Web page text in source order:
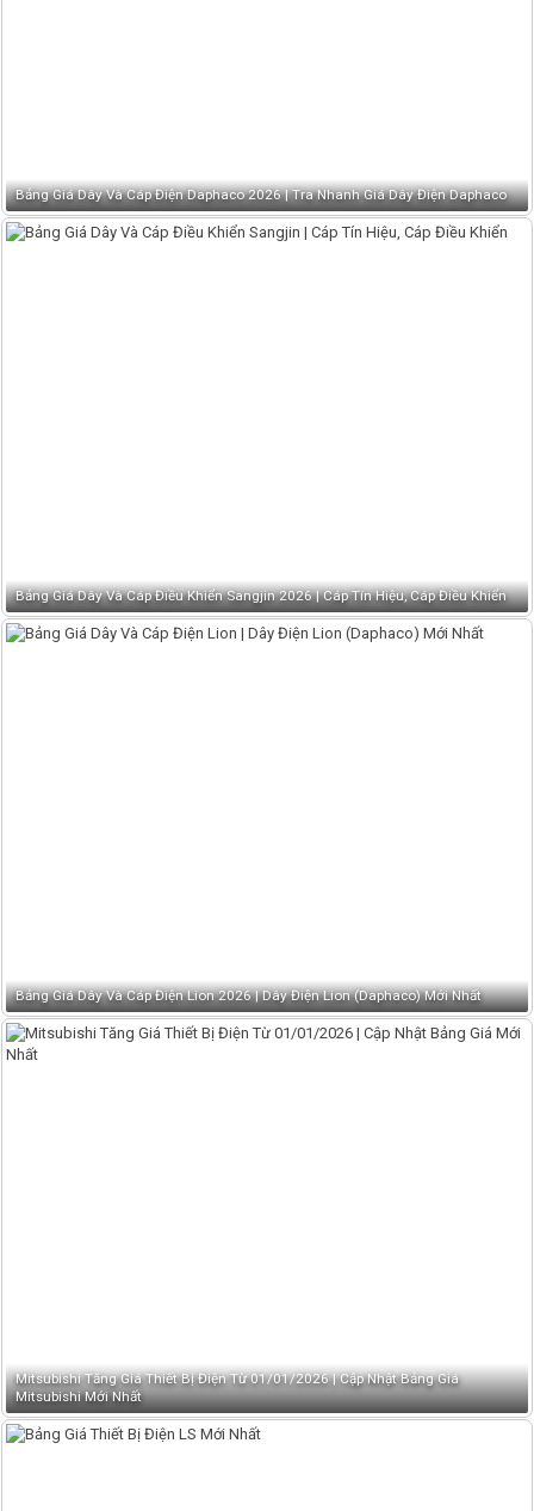
Bảng Giá Dây Và Cáp Điện Daphaco 2026 | Tra Nhanh Giá Dây Điện Daphaco
Bảng Giá Dây Và Cáp Điều Khiển Sangjin 2026 | Cáp Tín Hiệu, Cáp Điều Khiển
Bảng Giá Dây Và Cáp Điện Lion 2026 | Dây Điện Lion (Daphaco) Mới Nhất
Mitsubishi Tăng Giá Thiết Bị Điện Từ 01/01/2026 | Cập Nhật Bảng Giá
Mitsubishi Mới Nhất